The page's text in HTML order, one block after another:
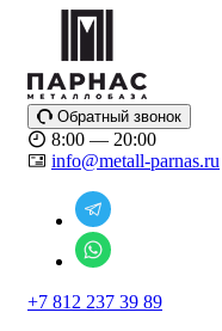
Обратный звонок
8:00 — 20:00
info@metall-parnas.ru
+7 812 237 39 89